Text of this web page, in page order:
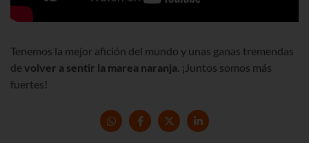
Tenemos la mejor afición del mundo y unas ganas tremendas
devolver a sentir la marea naranja. ¡Juntos somos más
fuertes!